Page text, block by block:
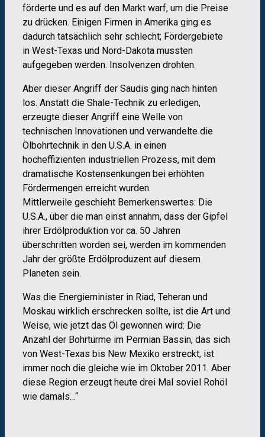
förderte und es auf den Markt warf, um die Preise
zu drücken. Einigen Firmen in Amerika ging es
dadurch tatsächlich sehr schlecht; Fördergebiete
in West-Texas und Nord-Dakota mussten
aufgegeben werden. Insolvenzen drohten.
Aber dieser Angriff der Saudis ging nach hinten
los. Anstatt die Shale-Technik zu erledigen,
erzeugte dieser Angriff eine Welle von
technischen Innovationen und verwandelte die
Ölbohrtechnik in den U.S.A. in einen
hocheffizienten industriellen Prozess, mit dem
dramatische Kostensenkungen bei erhöhten
Fördermengen erreicht wurden.
Mittlerweile geschieht Bemerkenswertes: Die
U.S.A., über die man einst annahm, dass der Gipfel
ihrer Erdölproduktion vor ca. 50 Jahren
überschritten worden sei, werden im kommenden
Jahr der größte Erdölproduzent auf diesem
Planeten sein.
Was die Energieminister in Riad, Teheran und
Moskau wirklich erschrecken sollte, ist die Art und
Weise, wie jetzt das Öl gewonnen wird: Die
Anzahl der Bohrtürme im Permian Bassin, das sich
von West-Texas bis New Mexiko erstreckt, ist
immer noch die gleiche wie im Oktober 2011. Aber
diese Region erzeugt heute drei Mal soviel Rohöl
wie damals…“